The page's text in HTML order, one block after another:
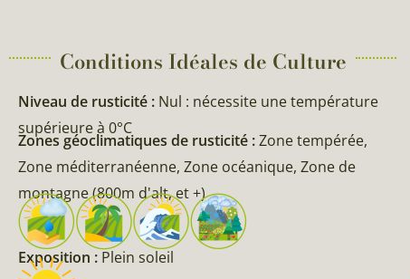
Conditions Idéales de Culture
Niveau de rusticité : Nul : nécessite une température
supérieure à 0°C
Zones géoclimatiques de rusticité :Zone tempérée,
Zone méditerranéenne, Zone océanique, Zone de
montagne (800m d'alt, et +)
Exposition : Plein soleil